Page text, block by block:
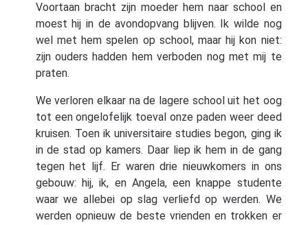
Voortaan bracht zijn moeder hem naar school en
moest hij in de avondopvang blijven. Ik wilde nog
wel met hem spelen op school, maar hij kon niet:
zijn ouders hadden hem verboden nog met mij te
praten.
We verloren elkaar na de lagere school uit het oog
tot een ongelofelijk toeval onze paden weer deed
kruisen. Toen ik universitaire studies begon, ging ik
in de stad op kamers. Daar liep ik hem in de gang
tegen het lijf. Er waren drie nieuwkomers in ons
gebouw: hij, ik, en Angela, een knappe studente
waar we allebei op slag verliefd op werden. We
werden opnieuw de beste vrienden en trokken er